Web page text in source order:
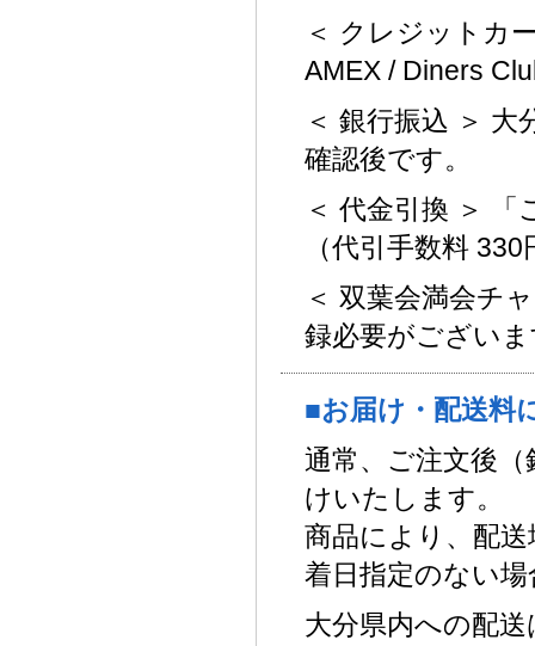
＜ クレジットカ
AMEX / Diners
＜ 銀行振込 ＞
確認後です。
＜ 代金引換 ＞
（代引手数料 330
＜ 双葉会満会チ
録必要がござい
■お届け・配送料
通常、ご注文後
けいたします。
商品により、配
着日指定のない
大分県内への配